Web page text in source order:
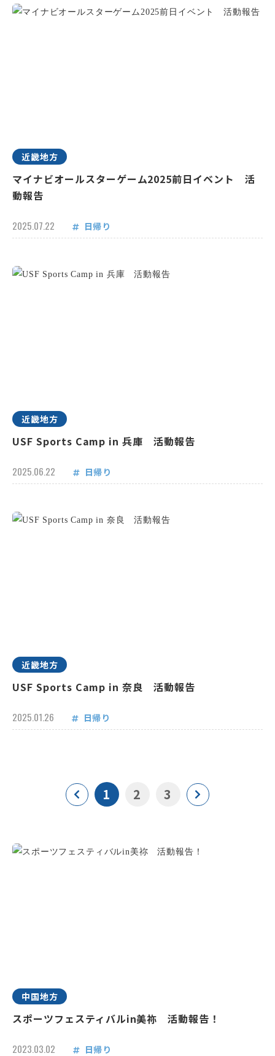
近畿地方
マイナビオールスターゲーム2025前日イベント 活
動報告
2025.07.22 日帰り
近畿地方
USF Sports Camp in 兵庫 活動報告
2025.06.22 日帰り
近畿地方
USF Sports Camp in 奈良 活動報告
2025.01.26 日帰り
1 2 3
中国地方
スポーツフェスティバルin美祢 活動報告！
2023.03.02 日帰り